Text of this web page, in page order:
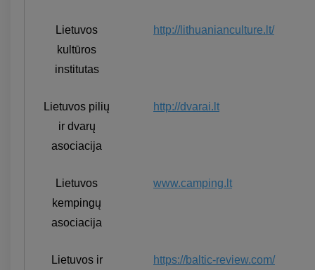
Lietuvos
kultūros
institutas
http://lithuanianculture.lt/
Lietuvos pilių
ir dvarų
asociacija
http://dvarai.lt
Lietuvos
kempingų
asociacija
www.camping.lt
Lietuvos ir
https://baltic-review.com/